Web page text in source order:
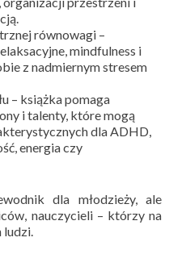
równowagi –
mindfulness i
z nadmiernym stresem
– książka pomaga
i talenty, które mogą
dla ADHD,
energia czy
dla młodzieży, ale
nauczycieli – którzy na